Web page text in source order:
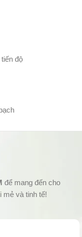
độ
để mang đến cho
mẻ và tinh tế!